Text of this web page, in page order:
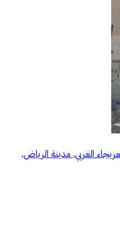
الغربي, مدينة الرياض,